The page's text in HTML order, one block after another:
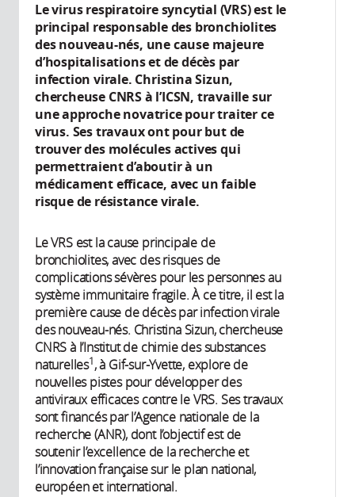
Le virus respiratoire syncytial (VRS) est le
principal responsable des bronchiolites
des nouveau-nés, une cause majeure
d’hospitalisations et de décès par
infection virale. Christina Sizun,
chercheuse CNRS à l’ICSN, travaille sur
une approche novatrice pour traiter ce
virus. Ses travaux ont pour but de
trouver des molécules actives qui
permettraient d’aboutir à un
médicament efficace, avec un faible
risque de résistance virale.
Le VRS est la cause principale de
bronchiolites, avec des risques de
complications sévères pour les personnes au
système immunitaire fragile. À ce titre, il est la
première cause de décès par infection virale
des nouveau-nés. Christina Sizun, chercheuse
CNRS à l’Institut de chimie des substances
naturelles1, à Gif-sur-Yvette, explore de
nouvelles pistes pour développer des
antiviraux efficaces contre le VRS. Ses travaux
sont financés par l’Agence nationale de la
recherche (ANR), dont l’objectif est de
soutenir l’excellence de la recherche et
l’innovation française sur le plan national,
européen et international.